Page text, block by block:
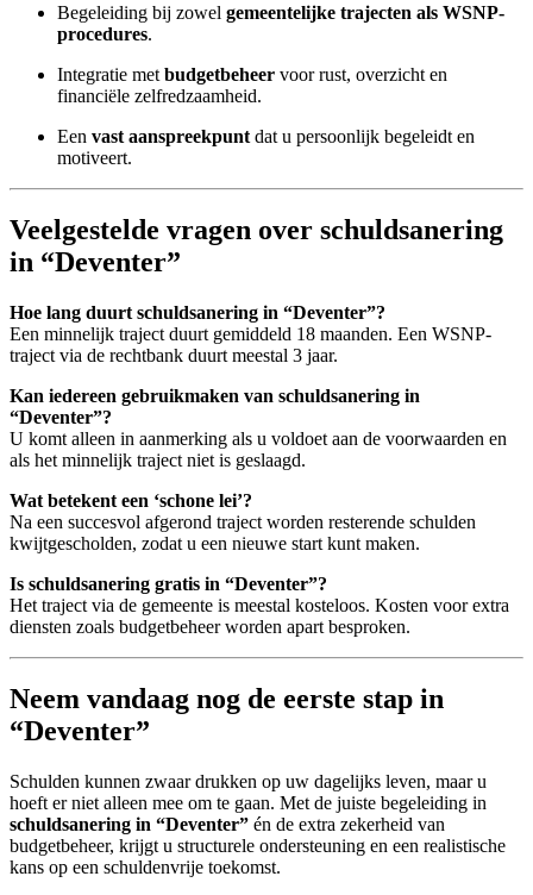
Begeleiding bij zowel gemeentelijke trajecten als WSNP-
procedures.
Integratie met budgetbeheer voor rust, overzicht en
financiële zelfredzaamheid.
Een vast aanspreekpunt dat u persoonlijk begeleidt en
motiveert.
Veelgestelde vragen over schuldsanering
in “Deventer”
Hoe lang duurt schuldsanering in “Deventer”?
Een minnelijk traject duurt gemiddeld 18 maanden. Een WSNP-
traject via de rechtbank duurt meestal 3 jaar.
Kan iedereen gebruikmaken van schuldsanering in
“Deventer”?
U komt alleen in aanmerking als u voldoet aan de voorwaarden en
als het minnelijk traject niet is geslaagd.
Wat betekent een ‘schone lei’?
Na een succesvol afgerond traject worden resterende schulden
kwijtgescholden, zodat u een nieuwe start kunt maken.
Is schuldsanering gratis in “Deventer”?
Het traject via de gemeente is meestal kosteloos. Kosten voor extra
diensten zoals budgetbeheer worden apart besproken.
Neem vandaag nog de eerste stap in
“Deventer”
Schulden kunnen zwaar drukken op uw dagelijks leven, maar u
hoeft er niet alleen mee om te gaan. Met de juiste begeleiding in
schuldsanering in “Deventer” én de extra zekerheid van
budgetbeheer, krijgt u structurele ondersteuning en een realistische
kans op een schuldenvrije toekomst.